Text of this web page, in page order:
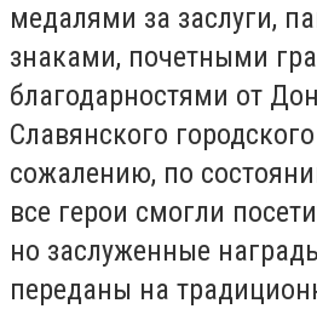
медалями за заслуги,
знаками, почетными
благодарностями от
Славянского
сожалению, по
все герои смогли
но заслуженные
переданы на